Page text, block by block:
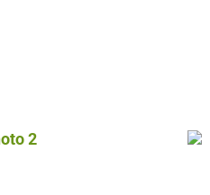
Photo 2, © Droits gérés